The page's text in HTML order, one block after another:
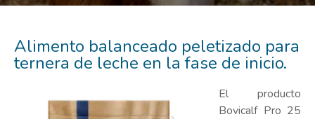
Alimento balanceado peletizado para
ternera de leche en la fase de inicio.
El producto
Bovicalf Pro 25